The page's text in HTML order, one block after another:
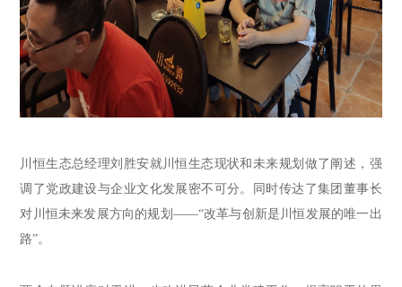
川恒生态总经理刘胜安就川恒生态现状和未来规划 做了阐述 ，强
调了党政建设与企业文化发展密不可分。
同时传达了集团董事长
对川恒未来发展方向 的规划 ——“改革与创新是川恒发展的唯一出
路”。